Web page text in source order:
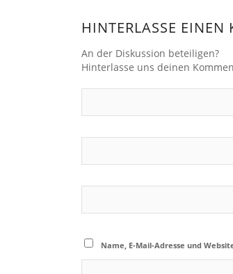
HINTERLASSE EINEN
An der Diskussion beteiligen?
Hinterlasse uns deinen
Name, E-Mail-Adresse und